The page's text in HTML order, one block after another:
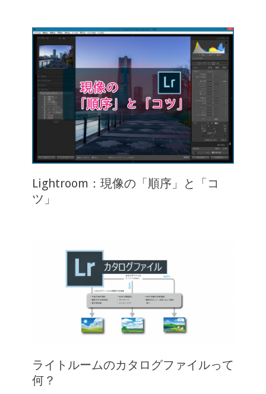
Lightroom：現像の「順序」と「コ
ツ」
ライトルームのカタログファイルって
何？